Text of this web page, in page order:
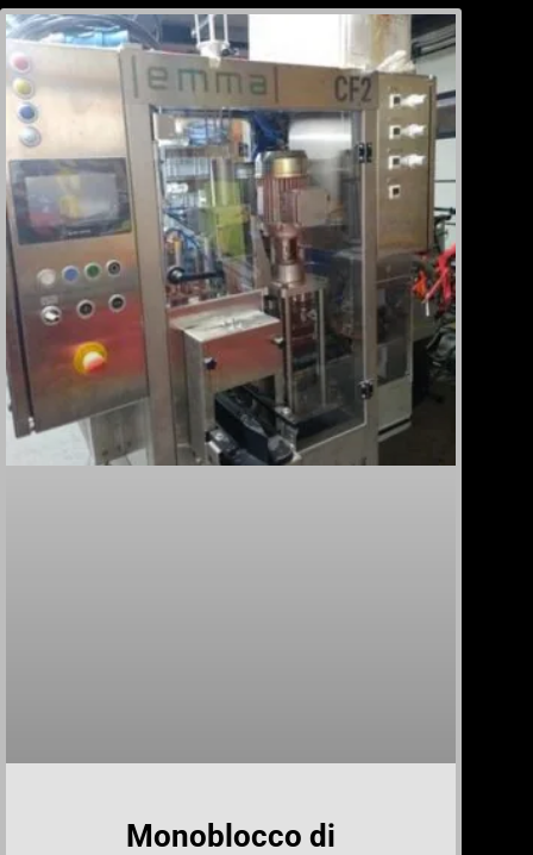
Monoblocco di